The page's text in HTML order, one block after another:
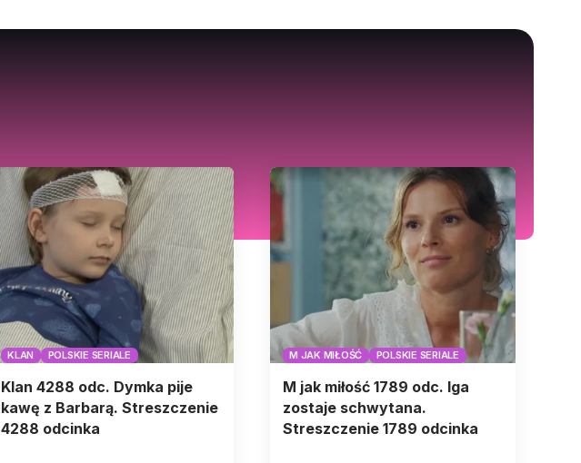
KLAN POLSKIE SERIALE
Klan 4288 odc. Dymka pije
kawę z Barbarą. Streszczenie
4288 odcinka
M JAK MIŁOŚĆ POLSKIE SERIALE
M jak miłość 1789 odc. Iga
zostaje schwytana.
Streszczenie 1789 odcinka